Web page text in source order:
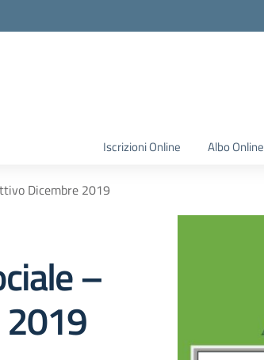
Iscrizioni Online Albo Online
Dicembre 2019
–